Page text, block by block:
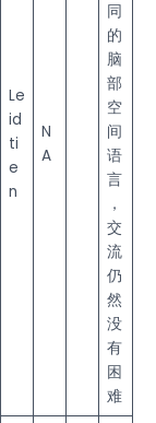
Le
id
ti
e
n
N
A
同
的
脑
部
空
间
语
言
，
交
流
仍
然
没
有
困
难